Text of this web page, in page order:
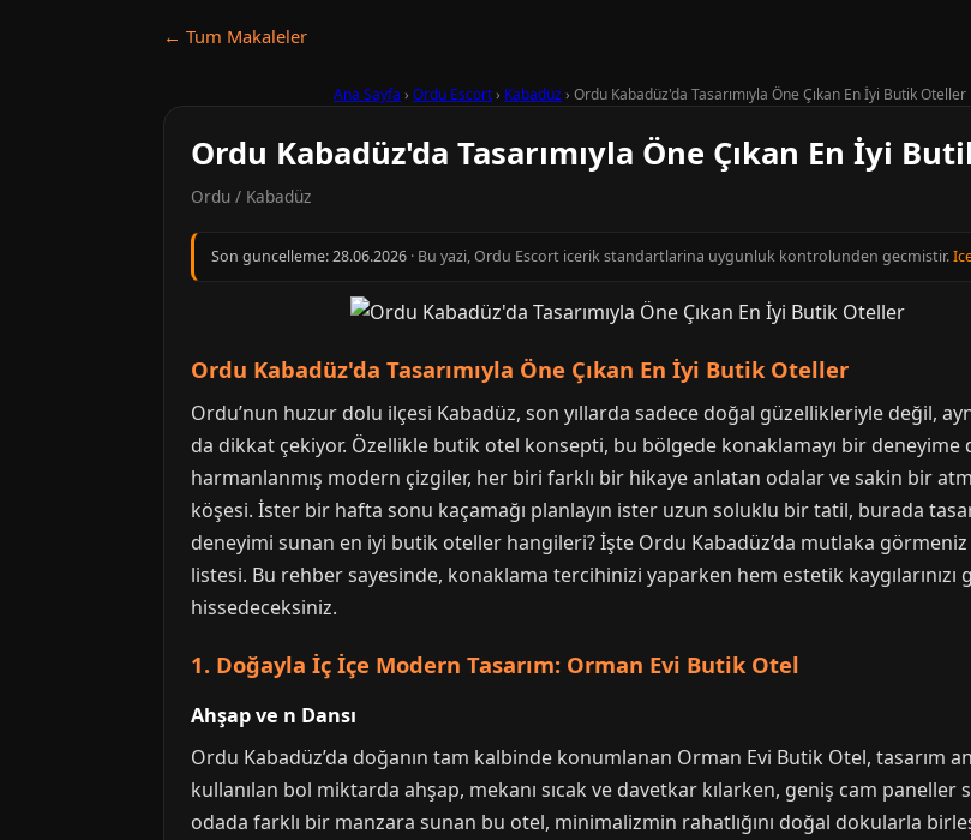
← Tum Makaleler
Ana Sayfa › Ordu Escort› Kabadüz› Ordu Kabadüz'da Tasarımıyla Öne Çıkan En İyi Butik Oteller
Ordu Kabadüz'da Tasarımıyla Öne Çıkan En İyi
Ordu / Kabadüz
Son guncelleme:28.06.2026 · Bu yazi, Ordu Escort icerik standartlarina uygunluk kontrolunden gecmistir.
Ordu Kabadüz'da Tasarımıyla Öne Çıkan En İyi Butik Oteller
Ordu’nun huzur dolu ilçesi Kabadüz, son yıllarda sadece doğal güzellikleriyle değil,
da dikkat çekiyor. Özellikle butik otel konsepti, bu bölgede konaklamayı bir
harmanlanmış modern çizgiler, her biri farklı bir hikaye anlatan odalar ve sakin bir
köşesi. İster bir hafta sonu kaçamağı planlayın ister uzun soluklu bir tatil, burada
deneyimi sunan en iyi butik oteller hangileri? İşte Ordu Kabadüz’da mutlaka
listesi. Bu rehber sayesinde, konaklama tercihinizi yaparken hem estetik
hissedeceksiniz.
1. Doğayla İç İçe Modern Tasarım: Orman Evi Butik Otel
Ahşap ve n Dansı
Ordu Kabadüz’da doğanın tam kalbinde konumlanan Orman Evi Butik Otel, tasarım
kullanılan bol miktarda ahşap, mekanı sıcak ve davetkar kılarken, geniş cam
odada farklı bir manzara sunan bu otel, minimalizmin rahatlığını doğal dokularla